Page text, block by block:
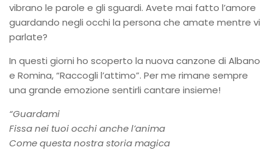
vibrano le parole e gli sguardi. Avete mai fatto l’amore
guardando negli occhi la persona che amate mentre vi
parlate?
In questi giorni ho scoperto la nuova canzone di Albano
e Romina, “Raccogli l’attimo”. Per me rimane sempre
una grande emozione sentirli cantare insieme!
“Guardami
Fissa nei tuoi occhi anche l’anima
Come questa nostra storia magica